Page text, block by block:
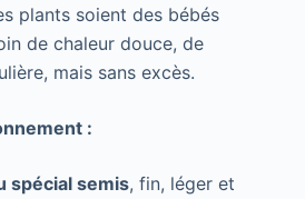
plants soient des bébés
de chaleur douce, de
mais sans excès.
:
spécial semis, fin, léger et